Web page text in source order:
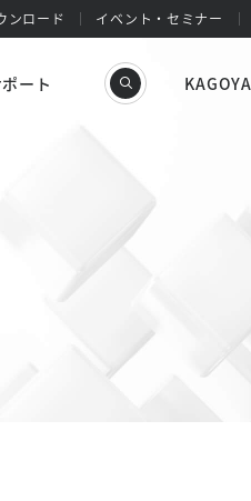
ンロード イベント・セミナー
ート